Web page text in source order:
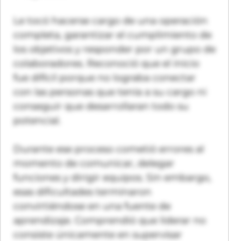
Le tocó hacerse cargo de una operación
completa, garantizar el cumplimiento de
los objetivos y responder por un grupo de
colaboradores. Reconoció que el inicio
fue difícil porque no lograba conectar
con las personas que tenía a su cargo ni
conseguir que desarrollaran todo su
potencial.
Durante ese proceso cometió errores al
momento de comunicar, delegar
funciones y dirigir equipos. Sin embargo,
esas dificultades terminaron
convirtiéndose en una fuente de
aprendizaje. Comprendió que liderar no
consiste únicamente en supervisar